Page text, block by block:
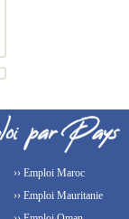
›› Emploi Maroc
›› Emploi Mauritanie